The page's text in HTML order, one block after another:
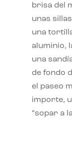
brisa del
unas
una
aluminio,
una
de fondo
el paseo
importe,
“sopar a